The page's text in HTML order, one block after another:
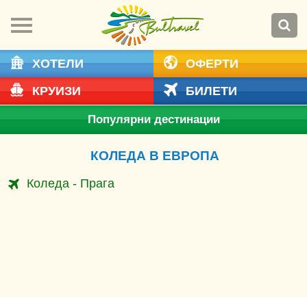
ХОТЕЛИ
ОФЕРТИ
КРУИЗИ
БИЛЕТИ
Популярни дестинации
КОЛЕДА В ЕВРОПА
Коледа - Прага